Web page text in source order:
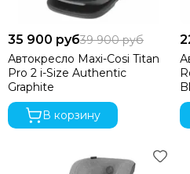
35 900 руб39 900 руб
Автокресло Maxi-Cosi Titan
Pro 2 i-Size Authentic
Graphite
В корзину